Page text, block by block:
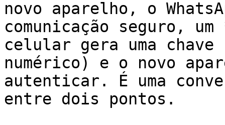
novo aparelho, o
comunicação seguro,
celular gera uma chave
numérico) e o novo
autenticar. É uma
entre dois pontos.